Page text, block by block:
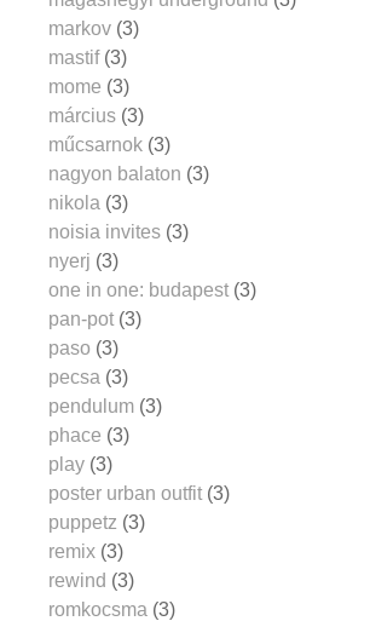
markov (3)
mastif (3)
mome (3)
március (3)
műcsarnok (3)
nagyon balaton (3)
nikola (3)
noisia invites (3)
nyerj (3)
one in one: budapest (3)
pan-pot (3)
paso (3)
pecsa (3)
pendulum (3)
phace (3)
play (3)
poster urban outfit (3)
puppetz (3)
remix (3)
rewind (3)
romkocsma (3)